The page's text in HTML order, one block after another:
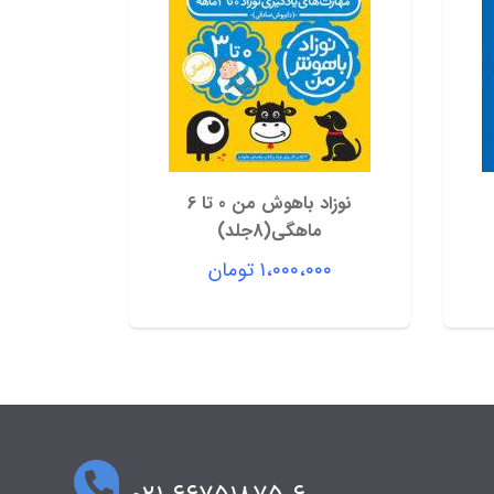
نوزاد باهوش من 0 تا 6
ماهگی(8جلد)
۱،۰۰۰،۰۰۰ تومان